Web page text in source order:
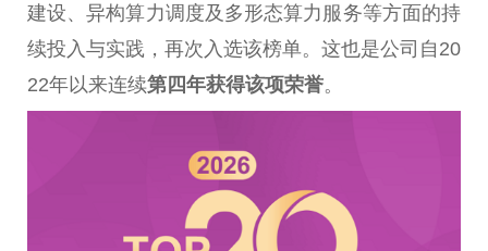
建设、异构算力调度及多形态算力服务等方面的持
续投入与实践，再次入选该榜单。这也是公司自20
22年以来连续第四年获得该项荣誉。